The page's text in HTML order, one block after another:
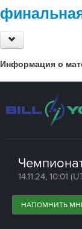
Информация о